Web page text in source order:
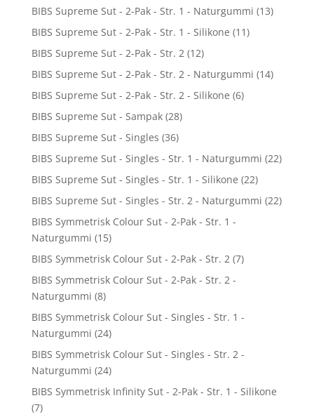
BIBS Supreme Sut - 2-Pak - Str. 1 - Naturgummi (13)
BIBS Supreme Sut - 2-Pak - Str. 1 - Silikone (11)
BIBS Supreme Sut - 2-Pak - Str. 2 (12)
BIBS Supreme Sut - 2-Pak - Str. 2 - Naturgummi (14)
BIBS Supreme Sut - 2-Pak - Str. 2 - Silikone (6)
BIBS Supreme Sut - Sampak (28)
BIBS Supreme Sut - Singles (36)
BIBS Supreme Sut - Singles - Str. 1 - Naturgummi (22)
BIBS Supreme Sut - Singles - Str. 1 - Silikone (22)
BIBS Supreme Sut - Singles - Str. 2 - Naturgummi (22)
BIBS Symmetrisk Colour Sut - 2-Pak - Str. 1 -
Naturgummi (15)
BIBS Symmetrisk Colour Sut - 2-Pak - Str. 2 (7)
BIBS Symmetrisk Colour Sut - 2-Pak - Str. 2 -
Naturgummi (8)
BIBS Symmetrisk Colour Sut - Singles - Str. 1 -
Naturgummi (24)
BIBS Symmetrisk Colour Sut - Singles - Str. 2 -
Naturgummi (24)
BIBS Symmetrisk Infinity Sut - 2-Pak - Str. 1 - Silikone
(7)